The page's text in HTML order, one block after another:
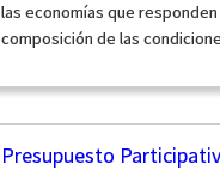
las economías que
composición de las
Presupuesto